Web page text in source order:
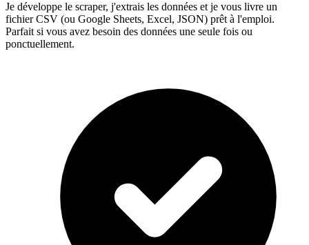
Je développe le scraper, j'extrais les données et je vous livre un
fichier CSV (ou Google Sheets, Excel, JSON) prêt à l'emploi.
Parfait si vous avez besoin des données une seule fois ou
ponctuellement.